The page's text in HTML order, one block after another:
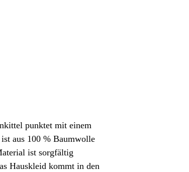
punktet mit einem
aus 100 % Baumwolle
ist sorgfältig
Hauskleid kommt in den